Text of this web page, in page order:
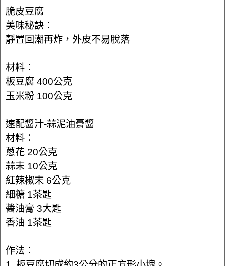
脆皮豆腐
美味秘訣：
靜置回潮再炸，外皮不易脫落
材料：
板豆腐 400公克
玉米粉 100公克
速配醬汁-蒜泥油膏醬
材料：
蔥花 20公克
蒜末 10公克
紅辣椒末 6公克
細糖 1茶匙
醬油膏 3大匙
香油 1茶匙
作法：